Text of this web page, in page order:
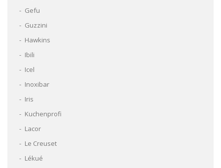
Gefu
Guzzini
Hawkins
Ibili
Icel
Inoxibar
Iris
Kuchenprofi
Lacor
Le Creuset
Lékué